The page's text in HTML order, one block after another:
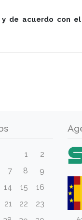
de acuerdo con el
1
2
7 8
9
14 15
16
21 22
23